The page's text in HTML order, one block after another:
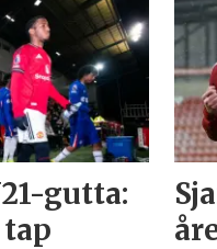
gutta: